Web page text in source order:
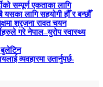
सम्पूर्ण एकताका लागि
यसका लागि सहयोगी हौँ र बन्छौँ
श्रृजना रावत चयन
गरे नेपाल–युरोप स्वास्थ्य
व्यवहारमा उतार्नुपर्छ-